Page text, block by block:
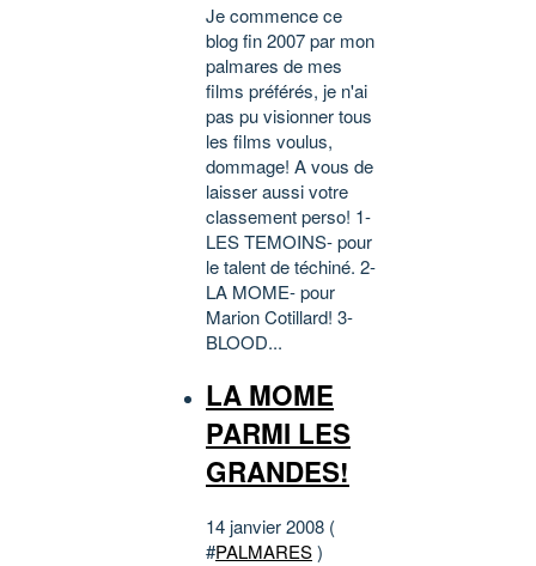
Je commence ce
blog fin 2007 par mon
palmares de mes
films préférés, je n'ai
pas pu visionner tous
les films voulus,
dommage! A vous de
laisser aussi votre
classement perso! 1-
LES TEMOINS- pour
le talent de téchiné. 2-
LA MOME- pour
Marion Cotillard! 3-
BLOOD...
LA MOME
PARMI LES
GRANDES!
14 janvier 2008 (
#PALMARES)